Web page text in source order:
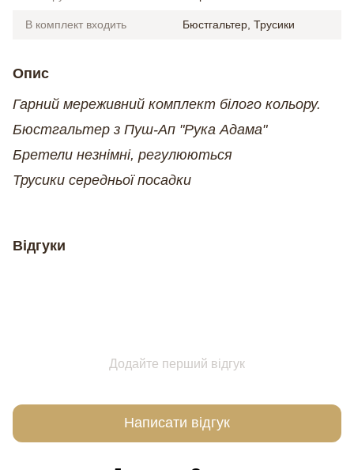
В комплект входить Бюстгальтер, Трусики
Опис
Гарний мереживний комплект білого кольору.
Бюстгальтер з Пуш-Ап "Рука Адама"
Бретели незнімні, регулюються
Трусики середньої посадки
Відгуки
Додайте перший відгук
Написати відгук